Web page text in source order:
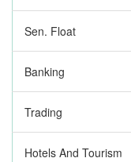
Sen. Float
Banking
Trading
Hotels And Tourism